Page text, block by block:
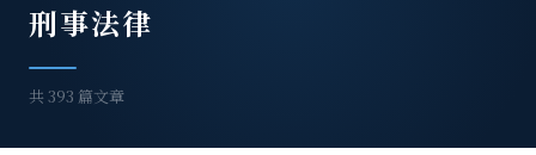
刑事法律
共 393 篇文章